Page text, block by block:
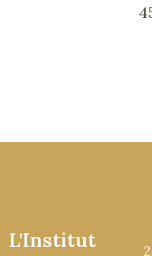
L'Institut